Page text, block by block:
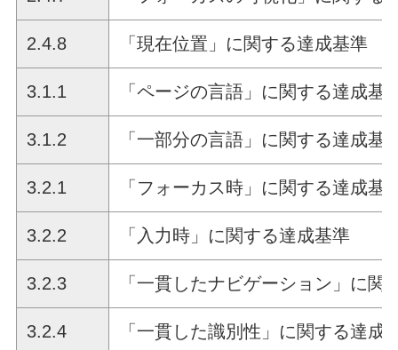
2.4.8 「現在位置」に関する達成基準
3.1.1 「ページの言語」に関する達成基
3.1.2 「一部分の言語」に関する達成基
3.2.1 「フォーカス時」に関する達成基
3.2.2 「入力時」に関する達成基準
3.2.3 「一貫したナビゲーション」に関
3.2.4 「一貫した識別性」に関する達成